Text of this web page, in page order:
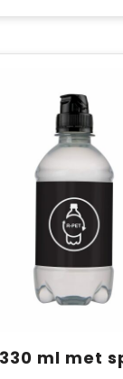
ml met